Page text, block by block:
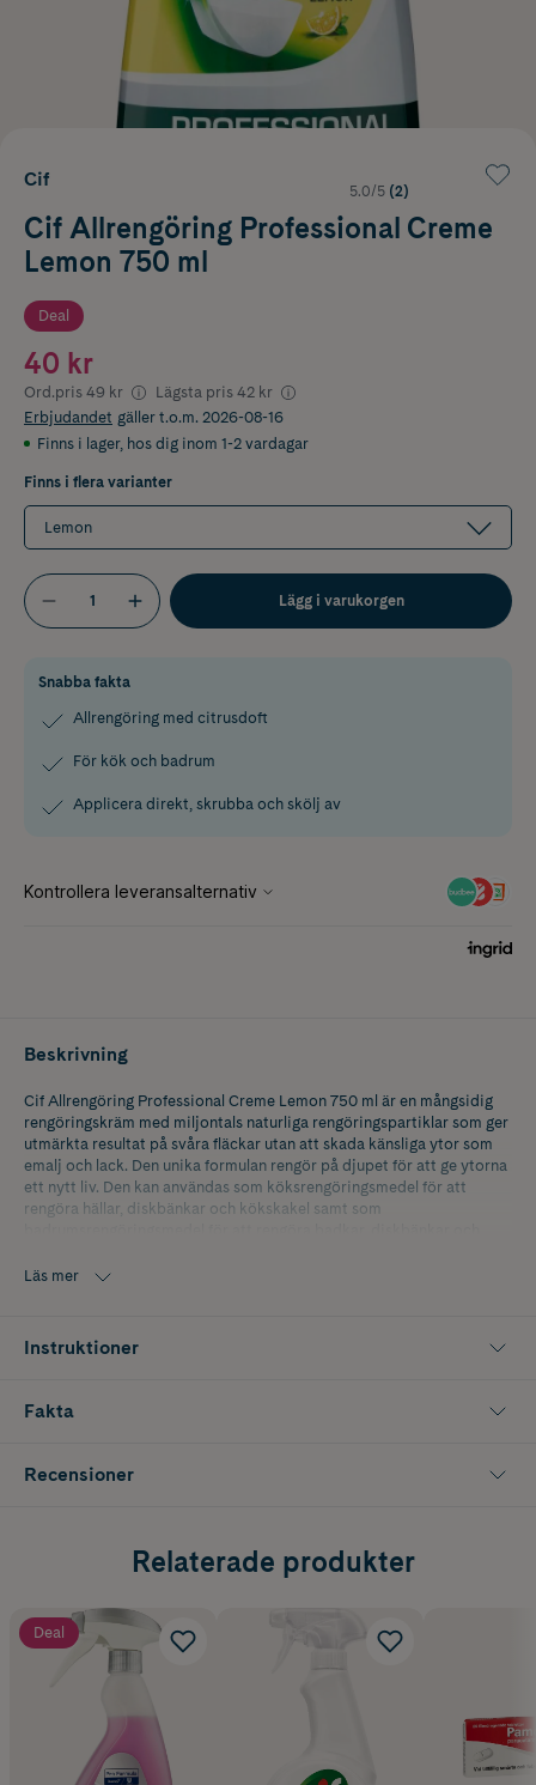
Cif
5.0/5 (2)
Cif Allrengöring Professional Creme
Lemon 750 ml
Deal
40 kr
Ord.pris 49 kr Lägsta pris 42 kr
Erbjudandet gäller t.o.m. 2026-08-16
Finns i lager, hos dig inom 1-2 vardagar
Finns i flera varianter
Lemon
Lägg i varukorgen
Snabba fakta
Allrengöring med citrusdoft
För kök och badrum
Applicera direkt, skrubba och skölj av
Beskrivning
Cif Allrengöring Professional Creme Lemon 750 ml är en mångsidig
rengöringskräm med miljontals naturliga rengöringspartiklar som ger
utmärkta resultat på svåra fläckar utan att skada känsliga ytor som
emalj och lack. Den unika formulan rengör på djupet för att ge ytorna
ett nytt liv. Den kan användas som köksrengöringsmedel för att
rengöra hällar, diskbänkar och kökskakel samt som
emalj och lack. Ger ett vackert resultat när man tar itu med intorkade
Läs mer
Instruktioner
Fakta
Recensioner
Relaterade produkter
Deal